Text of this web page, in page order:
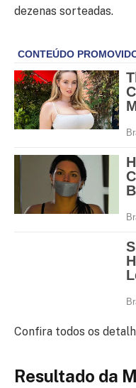
dezenas sorteadas.
Confira todos os
Resultado da